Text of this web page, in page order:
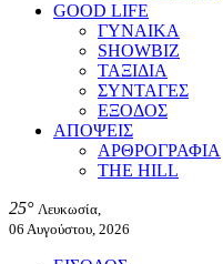
GOOD LIFE
ΓΥΝΑΙΚΑ
SHOWBIZ
ΤΑΞΙΔΙΑ
ΣΥΝΤΑΓΕΣ
ΕΞΟΔΟΣ
ΑΠΟΨΕΙΣ
ΑΡΘΡΟΓΡΑΦΙΑ
THE HILL
25° Λευκωσία,
06 Αυγούστου, 2026